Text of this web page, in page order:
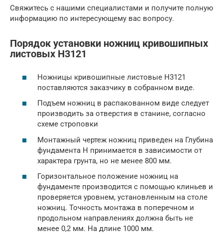
Свяжитесь с нашими специалистами и получите полную
информацию по интересующему вас вопросу.
Порядок установки ножниц кривошипных
листовых Н3121
Ножницы кривошипные листовые Н3121
поставляются заказчику в собранном виде.
Подъем ножниц в распакованном виде следует
производить за отверстия в станине, согласно
схеме строповки
Монтажный чертеж ножниц приведен на Глубина
фундамента Н принимается в зависимости от
характера грунта, но не менее 800 мм.
Горизонтальное положение ножниц на
фундаменте производится с помощью клиньев и
проверяется уровнем, установленным на столе
ножниц. Точность монтажа в поперечном и
продольном направлениях должна быть не
менее 0,2 мм. На длине 1000 мм.